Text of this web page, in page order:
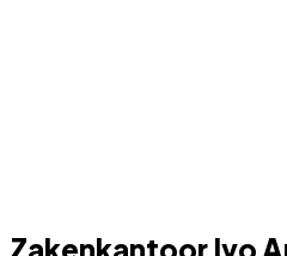
Zakenkantoor Ivo